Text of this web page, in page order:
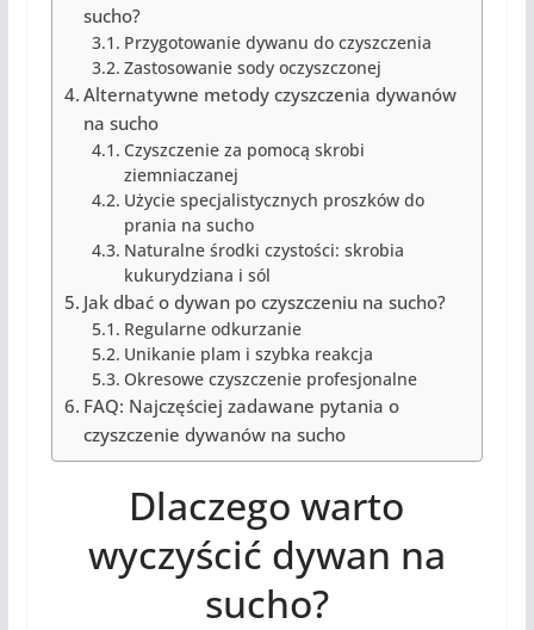
sucho?
Przygotowanie dywanu do czyszczenia
Zastosowanie sody oczyszczonej
Alternatywne metody czyszczenia dywanów
na sucho
Czyszczenie za pomocą skrobi
ziemniaczanej
Użycie specjalistycznych proszków do
prania na sucho
Naturalne środki czystości: skrobia
kukurydziana i sól
Jak dbać o dywan po czyszczeniu na sucho?
Regularne odkurzanie
Unikanie plam i szybka reakcja
Okresowe czyszczenie profesjonalne
FAQ: Najczęściej zadawane pytania o
czyszczenie dywanów na sucho
Dlaczego warto
wyczyścić dywan na
sucho?